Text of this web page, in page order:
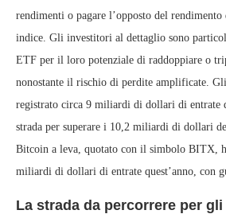
rendimenti o pagare l’opposto del
indice. Gli investitori al dettaglio sono
ETF per il loro potenziale di raddoppiare o
nonostante il rischio di perdite amplificate.
registrato circa 9 miliardi di dollari di entrate
strada per superare i 10,2 miliardi di dollari
Bitcoin a leva, quotato con il simbolo BITX,
miliardi di dollari di entrate quest’anno, con
La strada da percorrere per